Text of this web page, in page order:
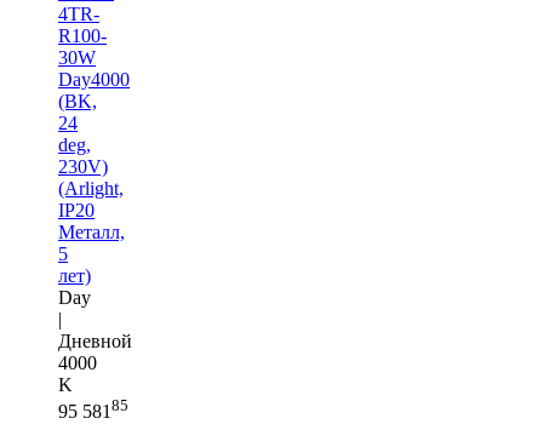
4TR-
R100-
30W
Day4000
(BK,
24
deg,
230V)
(Arlight,
IP20
Металл,
5
лет)
Day
|
Дневной
4000
K
95 58185